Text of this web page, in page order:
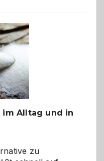
Freund
in
Gefahr
ist:
Brandschutz
für
Hunde
eigenen
im Alltag und in
zu